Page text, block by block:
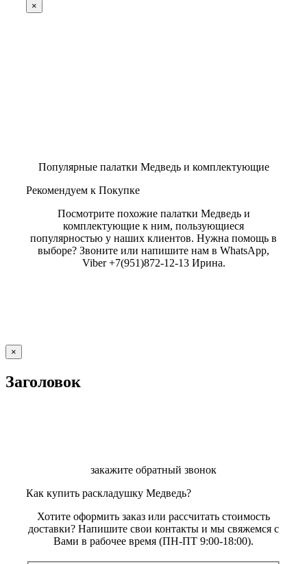
×
Популярные палатки Медведь и комплектующие
Рекомендуем к Покупке
Посмотрите похожие палатки Медведь и
комплектующие к ним, пользующиеся
популярностью у наших клиентов. Нужна помощь в
выборе? Звоните или напишите нам в WhatsApp,
Viber +7(951)872-12-13 Ирина.
Close
product
view
×
Заголовок
закажите обратный звонок
Как купить раскладушку Медведь?
Хотите оформить заказ или рассчитать стоимость
доставки? Напишите свои контакты и мы свяжемся с
Вами в рабочее время (ПН-ПТ 9:00-18:00).